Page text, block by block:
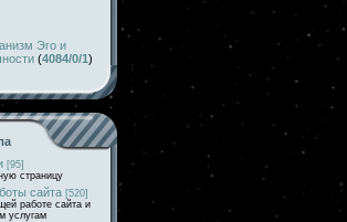
Эго и
(4084/0/1)
[95]
страницу
сайта [520]
работе сайта и
услугам